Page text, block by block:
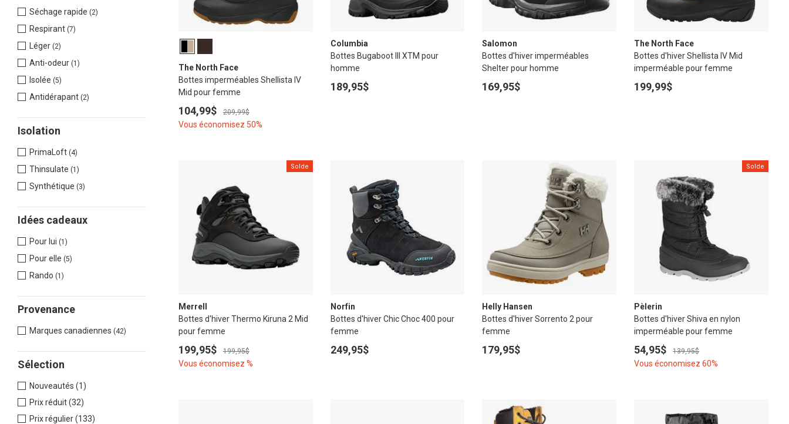
Séchage rapide (2)
Respirant (7)
Léger (2)
Anti-odeur (1)
Isolée (5)
Antidérapant (2)
Isolation
PrimaLoft (4)
Thinsulate (1)
Synthétique (3)
Idées cadeaux
Pour lui (1)
Pour elle (5)
Rando (1)
Provenance
Marques canadiennes (42)
Sélection
Nouveautés (1)
Prix réduit (32)
Prix régulier (133)
The North Face
Bottes imperméables Shellista IV
Mid pour femme
104,99$ 209,99$
Vous économisez 50%
Columbia
Bottes Bugaboot III XTM pour
homme
189,95$
Salomon
Bottes d'hiver imperméables
Shelter pour homme
169,95$
The North Face
Bottes d'hiver Shellista IV Mid
imperméable pour femme
199,99$
Solde
Merrell
Bottes d'hiver Thermo Kiruna 2 Mid
pour femme
199,95$ 199,95$
Vous économisez %
Norfin
Bottes d'hiver Chic Choc 400 pour
femme
249,95$
Helly Hansen
Bottes d'hiver Sorrento 2 pour
femme
179,95$
Solde
Pèlerin
Bottes d'hiver Shiva en nylon
imperméable pour femme
54,95$ 139,95$
Vous économisez 60%